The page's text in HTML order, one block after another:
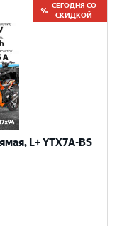
СЕГОДНЯ СО
СКИДКОЙ
L+ YTX7A-BS